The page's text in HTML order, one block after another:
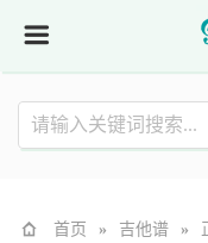
首页 » 吉他谱 »